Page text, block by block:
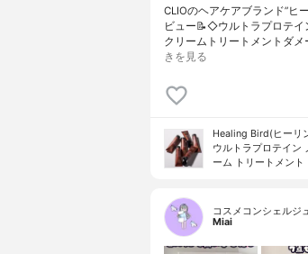
CLIOのヘアケアブランド”ヒ
ビュー📝◇ウルトラプロテイ
クリームトリートメントダ
きを見る
Healing Bird(ヒーリ
ウルトラプロテイン
ーム トリートメント
コスメコンシェルジ
Miai